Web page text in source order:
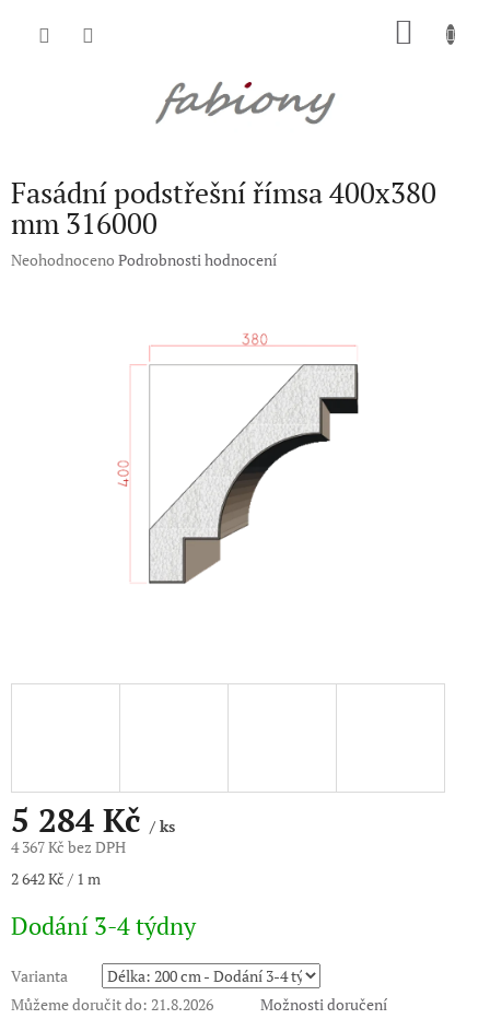
Fasádní podstřešní římsa 400x380
mm 316000
Průměrné
Neohodnoceno Podrobnosti hodnocení
5 284 Kč/ ks
4 367 Kč bez DPH
Měrná
2 642 Kč / 1 m
Dodání 3-4 týdny
Varianta
Můžeme doručit do: 21.8.2026 Možnosti doručení